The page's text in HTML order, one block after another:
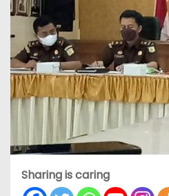
Sharing is caring